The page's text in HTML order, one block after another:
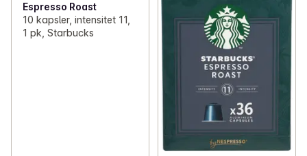
Espresso Roast
10 kapsler, intensitet 11,
1 pk, Starbucks